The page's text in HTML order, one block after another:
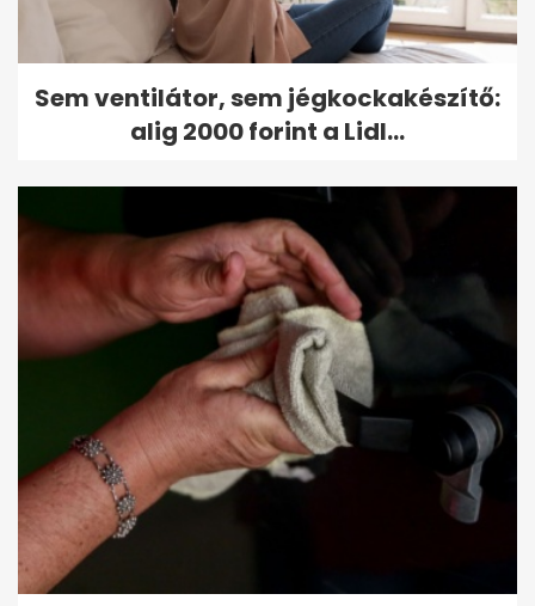
Sem ventilátor, sem jégkockakészítő:
alig 2000 forint a Lidl...